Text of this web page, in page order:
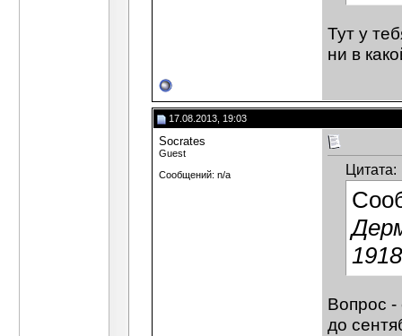
Тут у
ни в
17.08.2013, 19:03
Socrates
Guest
Сообщений: n/a
Цитата:
Вопрос
до